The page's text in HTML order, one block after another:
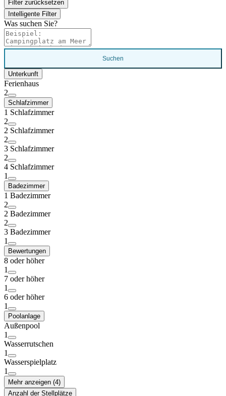
Filter zurücksetzen
Intelligente Filter
Was suchen Sie?
Suchen
Unterkunft
Ferienhaus
2
Schlafzimmer
1 Schlafzimmer
2
2 Schlafzimmer
2
3 Schlafzimmer
2
4 Schlafzimmer
1
Badezimmer
1 Badezimmer
2
2 Badezimmer
2
3 Badezimmer
1
Bewertungen
8 oder höher
1
7 oder höher
1
6 oder höher
1
Poolanlage
Außenpool
1
Wasserrutschen
1
Wasserspielplatz
1
Mehr anzeigen (4)
Anzahl der Stellplätze